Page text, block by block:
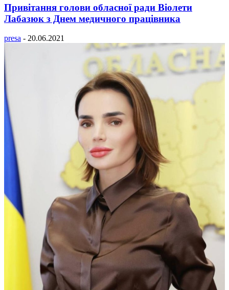
Привітання голови обласної ради Віолети
Лабазюк з Днем медичного працівника
presa - 20.06.2021